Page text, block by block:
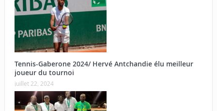
Tennis-Gaberone 2024/ Hervé Antchandie élu meilleur
joueur du tournoi
juillet 22, 2024